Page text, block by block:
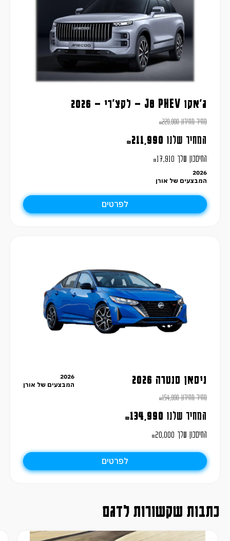
ג'אקו J8 PHEV – לקצ'רי – 2026
מחיר מחירון ₪229,900
המחיר שלנו ₪211,990
החיסכון שלך ₪17,910
2026
המבצעים של אורן
לפרטים
ניסאן סנטרה 2026
מחיר מחירון ₪154,990
המחיר שלנו ₪134,990
החיסכון שלך ₪20,000
2026
המבצעים של אורן
לפרטים
כתבות שקשורות לדגם